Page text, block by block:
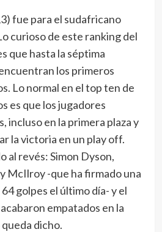
fue para el sudafricano
curioso de este ranking del
que hasta la séptima
los primeros
Lo normal en el top ten de
es que los jugadores
incluso en la primera plaza y
la victoria en un play off.
al revés: Simon Dyson,
McIlroy -que ha firmado una
golpes el último día- y el
empatados en la
dicho.